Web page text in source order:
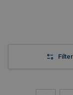
Filter